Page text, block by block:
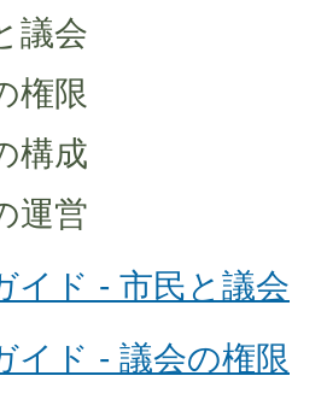
議会
権限
構成
運営
イド - 市民と議会
イド - 議会の権限